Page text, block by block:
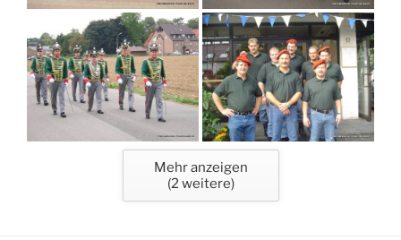
Mehr anzeigen
(2weitere)